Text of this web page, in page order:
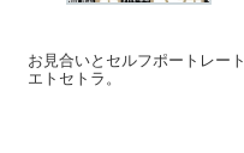
お見合いとセルフポートレー
エトセトラ。